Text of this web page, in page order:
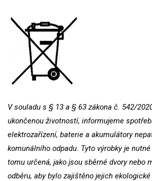
V souladu s § 13 a § 63 zákona č. 542/
ukončenou životností, informujeme
elektrozařízení, baterie a akumulátory
komunálního odpadu. Tyto výrobky je
tomu určená, jako jsou sběrné dvory nebo
odběru, aby bylo zajištěno jejich